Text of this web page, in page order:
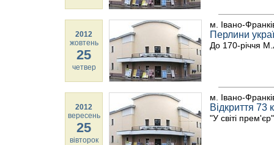
2012
жовтень
25
четвер
м. Івано-
Перлини
До 170-річчя
2012
вересень
25
вівторок
м. Івано-
Відкриття 73
"У світі прем'єр"